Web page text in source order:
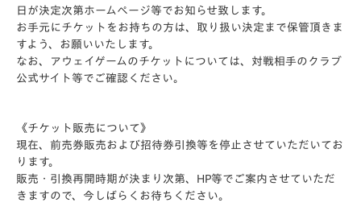
日が決定次第ホームページ等でお知らせ致します。
お手元にチケットをお持ちの方は、取り扱い決定まで保管頂きま
すよう、お願いいたします。
なお、アウェイゲームのチケットについては、対戦相手のクラブ
公式サイト等でご確認ください。
《チケット販売について》
現在、前売券販売および招待券引換等を停止させていただいてお
ります。
販売・引換再開時期が決まり次第、HP等でご案内させていただ
きますので、今しばらくお待ちください。